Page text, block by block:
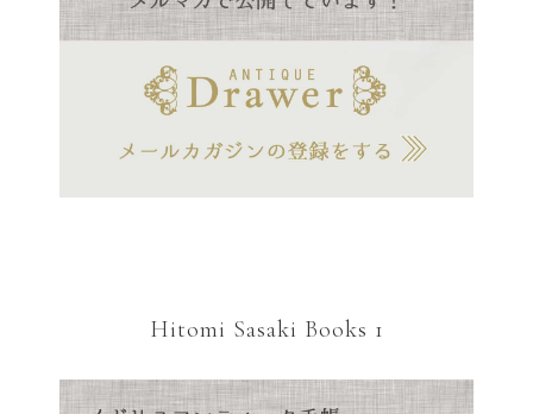
Hitomi Sasaki Books 1